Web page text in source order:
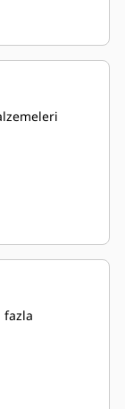
fazla